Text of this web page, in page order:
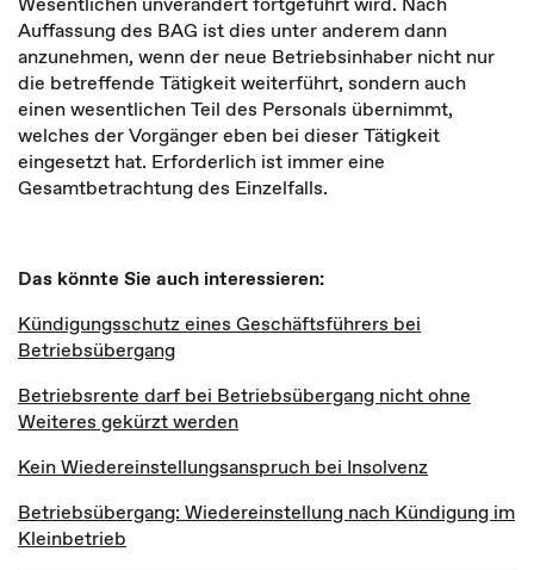
Auffassung des BAG ist dies unter anderem dann
anzunehmen, wenn der neue Betriebsinhaber nicht nur
die betreffende Tätigkeit weiterführt, sondern auch
einen wesentlichen Teil des Personals übernimmt,
welches der Vorgänger eben bei dieser Tätigkeit
eingesetzt hat. Erforderlich ist immer eine
Gesamtbetrachtung des Einzelfalls.
Das könnte Sie auch interessieren:
Kündigungsschutz eines Geschäftsführers bei
Betriebsübergang
Betriebsrente darf bei Betriebsübergang nicht ohne
Weiteres gekürzt werden
Kein Wiedereinstellungsanspruch bei Insolvenz
Betriebsübergang: Wiedereinstellung nach Kündigung im
Kleinbetrieb